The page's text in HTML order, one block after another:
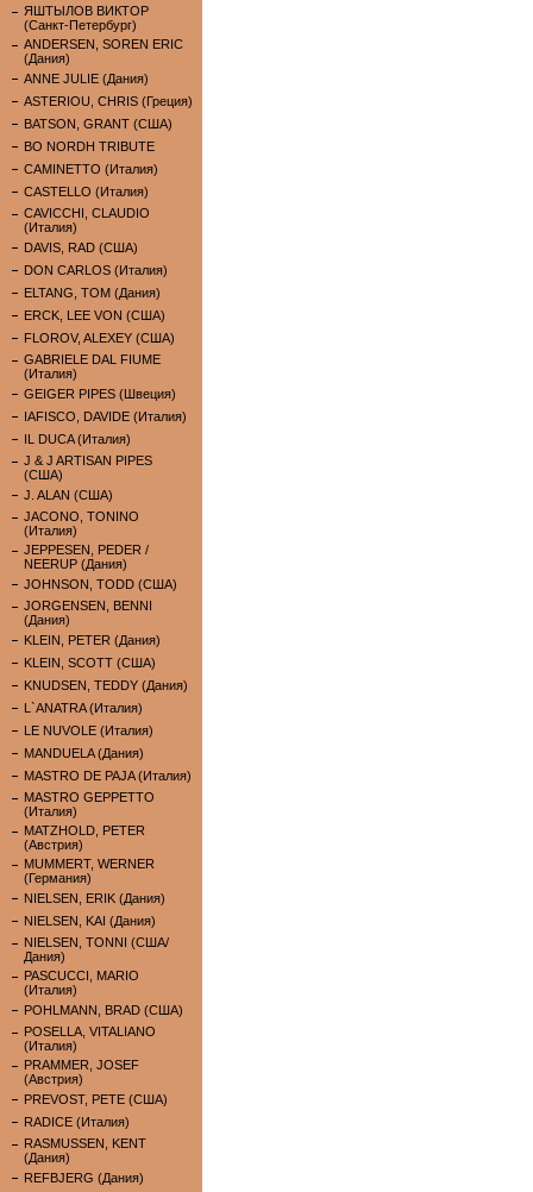
ЯШТЫЛОВ ВИКТОР
(Санкт-Петербург)
ANDERSEN, SOREN ERIC
(Дания)
ANNE JULIE (Дания)
ASTERIOU, CHRIS (Греция)
BATSON, GRANT (США)
BO NORDH TRIBUTE
CAMINETTO (Италия)
CASTELLO (Италия)
CAVICCHI, CLAUDIO
(Италия)
DAVIS, RAD (США)
DON CARLOS (Италия)
ELTANG, TOM (Дания)
ERCK, LEE VON (США)
FLOROV, ALEXEY (США)
GABRIELE DAL FIUME
(Италия)
GEIGER PIPES (Швеция)
IAFISCO, DAVIDE (Италия)
IL DUCA (Италия)
J & J ARTISAN PIPES
(США)
J. ALAN (США)
JACONO, TONINO
(Италия)
JEPPESEN, PEDER /
NEERUP (Дания)
JOHNSON, TODD (США)
JORGENSEN, BENNI
(Дания)
KLEIN, PETER (Дания)
KLEIN, SCOTT (США)
KNUDSEN, TEDDY (Дания)
L`ANATRA (Италия)
LE NUVOLE (Италия)
MANDUELA (Дания)
MASTRO DE PAJA (Италия)
MASTRO GEPPETTO
(Италия)
MATZHOLD, PETER
(Австрия)
MUMMERT, WERNER
(Германия)
NIELSEN, ERIK (Дания)
NIELSEN, KAI (Дания)
NIELSEN, TONNI (США/
Дания)
PASCUCCI, MARIO
(Италия)
POHLMANN, BRAD (США)
POSELLA, VITALIANO
(Италия)
PRAMMER, JOSEF
(Австрия)
PREVOST, PETE (США)
RADICE (Италия)
RASMUSSEN, KENT
(Дания)
REFBJERG (Дания)